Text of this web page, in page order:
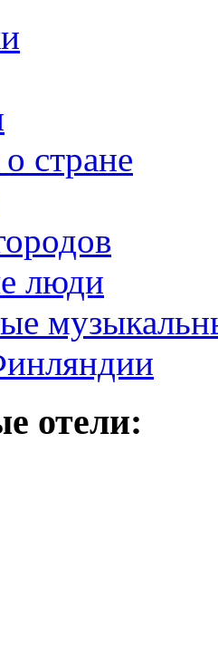
стране
люди
отели: